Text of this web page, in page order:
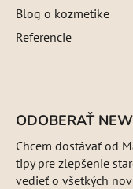
Blog o kozmetike
Referencie
ODOBERAŤ
Chcem dostávať od
tipy pre zlepšenie
vedieť o všetkých